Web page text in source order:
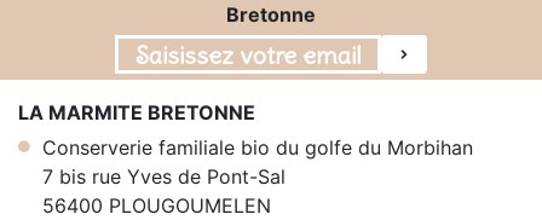
Bretonne
LA MARMITE BRETONNE
Conserverie familiale bio du golfe du Morbihan
7 bis rue Yves de Pont-Sal
56400 PLOUGOUMELEN